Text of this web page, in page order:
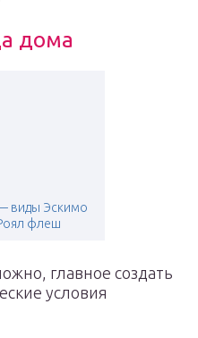
дома
виды Эскимо
флеш
главное создать
условия